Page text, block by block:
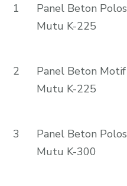
1
Panel Beton Polos
Mutu K-225
2
Panel Beton Motif
Mutu K-225
3
Panel Beton Polos
Mutu K-300